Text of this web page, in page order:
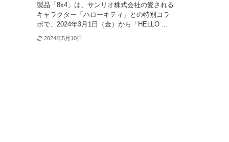
製品「8x4」は、サンリオ株式会社の愛される
キャラクター「ハローキティ」との特別コラ
ボで、2024年3月1日（金）から「HELLO ...
2024年5月10日